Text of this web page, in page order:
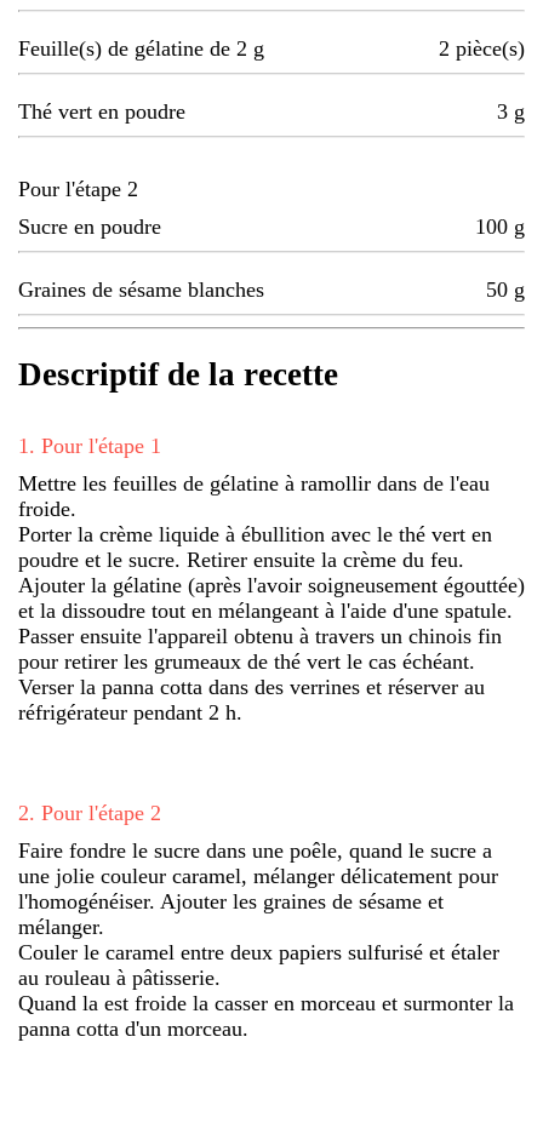
Feuille(s) de gélatine de 2 g 2 pièce(s)
Thé vert en poudre 3 g
Pour l'étape 2
Sucre en poudre
100 g
Graines de sésame blanches 50 g
Descriptif de la recette
1 . Pour l'étape 1
Mettre les feuilles de gélatine à ramollir dans de l'eau
froide.
Porter la crème liquide à ébullition avec le thé vert en
poudre et le sucre. Retirer ensuite la crème du feu.
Ajouter la gélatine (après l'avoir soigneusement égouttée)
et la dissoudre tout en mélangeant à l'aide d'une spatule.
Passer ensuite l'appareil obtenu à travers un chinois fin
pour retirer les grumeaux de thé vert le cas échéant.
Verser la panna cotta dans des verrines et réserver au
réfrigérateur pendant 2 h.
2. Pour l'étape 2
Faire fondre le sucre dans une poêle, quand le sucre a
une jolie couleur caramel, mélanger délicatement pour
l'homogénéiser. Ajouter les graines de sésame et
mélanger.
Couler le caramel entre deux papiers sulfurisé et étaler
au rouleau à pâtisserie.
Quand la est froide la casser en morceau et surmonter la
panna cotta d'un morceau.